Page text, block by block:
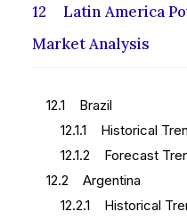
12 Latin America
Market Analysis
12.1 Brazil
12.1.1 Historical
12.1.2 Forecast
12.2 Argentina
12.2.1 Historical